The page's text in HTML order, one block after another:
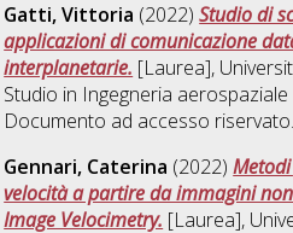
Gatti, Vittoria (2022)Studio di
applicazioni di comunicazione
interplanetarie. [Laurea],
Studio in Ingegneria
Documento ad accesso riservato.
Gennari, Caterina (2022)
velocità a partire da immagini
Image Velocimetry. [Laurea],